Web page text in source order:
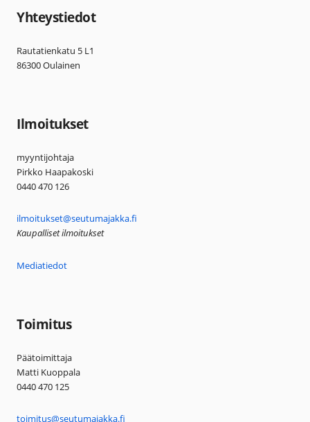
Yhteystiedot
Rautatienkatu 5 L1
86300 Oulainen
Ilmoitukset
myyntijohtaja
Pirkko Haapakoski
0440 470 126
ilmoitukset@seutumajakka.fi
Kaupalliset ilmoitukset
Mediatiedot
Toimitus
Päätoimittaja
Matti Kuoppala
0440 470 125
toimitus@seutumajakka.fi